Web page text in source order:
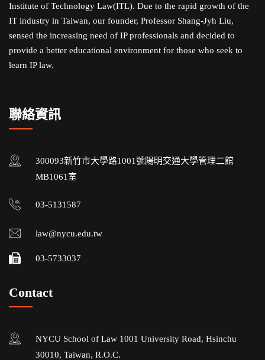
Institute of Technology Law(ITL). Due to the rapid growth of the
IT industry in Taiwan, our founder, Professor Shang-Jyh Liu,
sensed the increasing need of IP professionals and decided to
provide a better educational environment for those who seek to
learn IP law.
聯絡資訊
300093新竹市大學路1001號陽明交通大學管理二館
MB1061室
03-5131587
law@nycu.edu.tw
03-5733037
Contact
NYCU School of Law 1001 University Road, Hsinchu
30010, Taiwan, R.O.C.